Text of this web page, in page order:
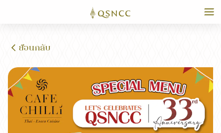
ย้อนกลับ